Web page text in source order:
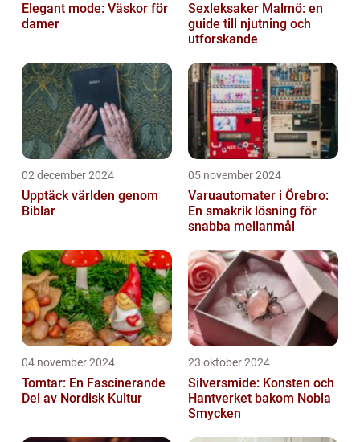
Elegant mode: Väskor för
damer
Sexleksaker Malmö: en
guide till njutning och
utforskande
02 december 2024
Upptäck världen genom
Biblar
05 november 2024
Varuautomater i Örebro:
En smakrik lösning för
snabba mellanmål
04 november 2024
Tomtar: En Fascinerande
Del av Nordisk Kultur
23 oktober 2024
Silversmide: Konsten och
Hantverket bakom Nobla
Smycken